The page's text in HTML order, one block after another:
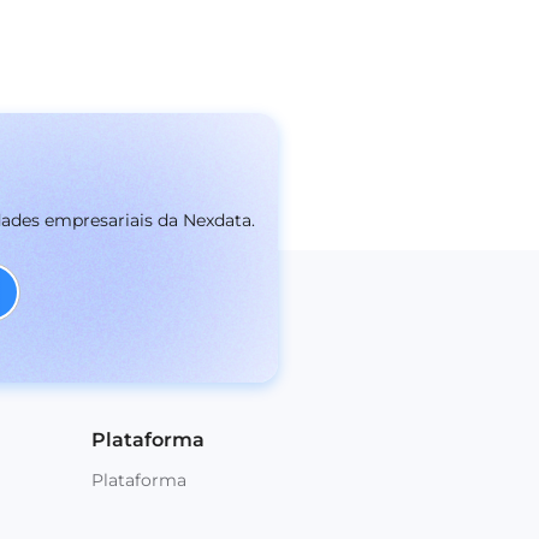
empresariais da Nexdata.
Plataforma
Plataforma